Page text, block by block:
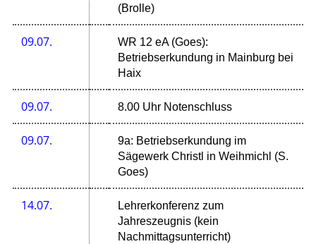
(Brolle)
09.07.
WR 12 eA (Goes):
Betriebserkundung in Mainburg bei
Haix
09.07. 8.00 Uhr Notenschluss
09.07.
9a: Betriebserkundung im
Sägewerk Christl in Weihmichl (S.
Goes)
14.07.
Lehrerkonferenz zum
Jahreszeugnis (kein
Nachmittagsunterricht)